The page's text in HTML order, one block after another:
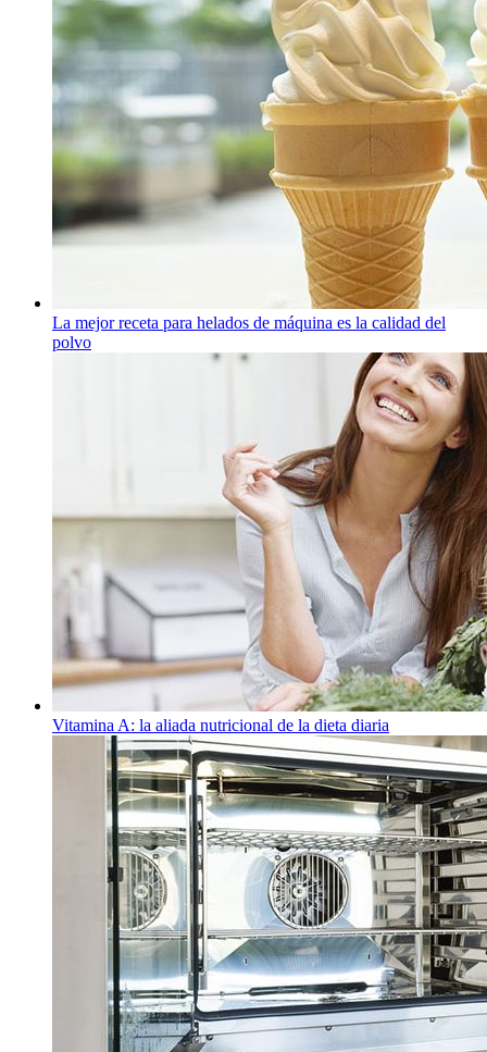
La mejor receta para helados de máquina es la calidad del
polvo
Vitamina A: la aliada nutricional de la dieta diaria